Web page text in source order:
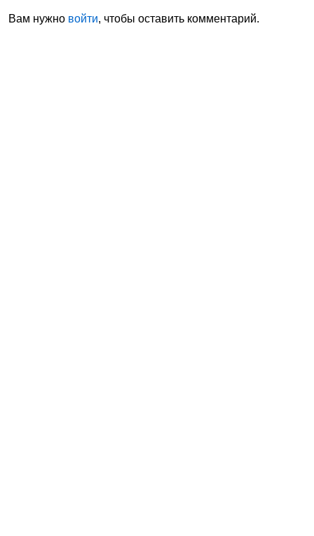
Вам нужно войти, чтобы оставить комментарий.